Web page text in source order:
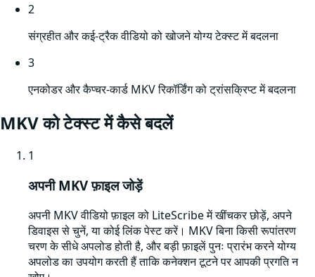
2
संग्रहीत और कई-ट्रैक वीडियो को खोजने योग्य टेक्स्ट में बदलना
3
एनकोडर और कैप्चर-कार्ड MKV रिकॉर्डिंग को ट्रांसक्रिप्ट में बदलना
MKVको टेक्स्ट में कैसे बदलें
1
अपनी MKV फ़ाइल जोड़ें
अपनी MKV वीडियो फ़ाइल को LiteScribe में खींचकर छोड़ें, अपने
डिवाइस से चुनें, या कोई लिंक पेस्ट करें। MKV बिना किसी रूपांतरण
चरण के सीधे अपलोड होती है, और बड़ी फ़ाइलें पुनः प्रारंभ करने योग्य
अपलोड का उपयोग करती हैं ताकि कनेक्शन टूटने पर आपकी प्रगति न